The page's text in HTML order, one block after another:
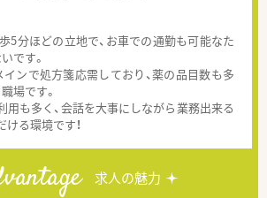
5分ほどの立地で、お車での通勤も可能なた
です。
ンで処方箋応需しており、薬の品目数も多
場です。
も多く、会話を大事にしながら業務出来る
る環境です！
求人の魅力